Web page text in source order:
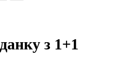
з 1+1